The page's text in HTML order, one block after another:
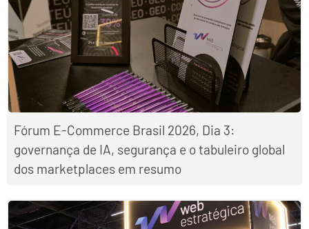
Fórum E-Commerce Brasil 2026, Dia 3:
governança de IA, segurança e o tabuleiro global
dos marketplaces em resumo